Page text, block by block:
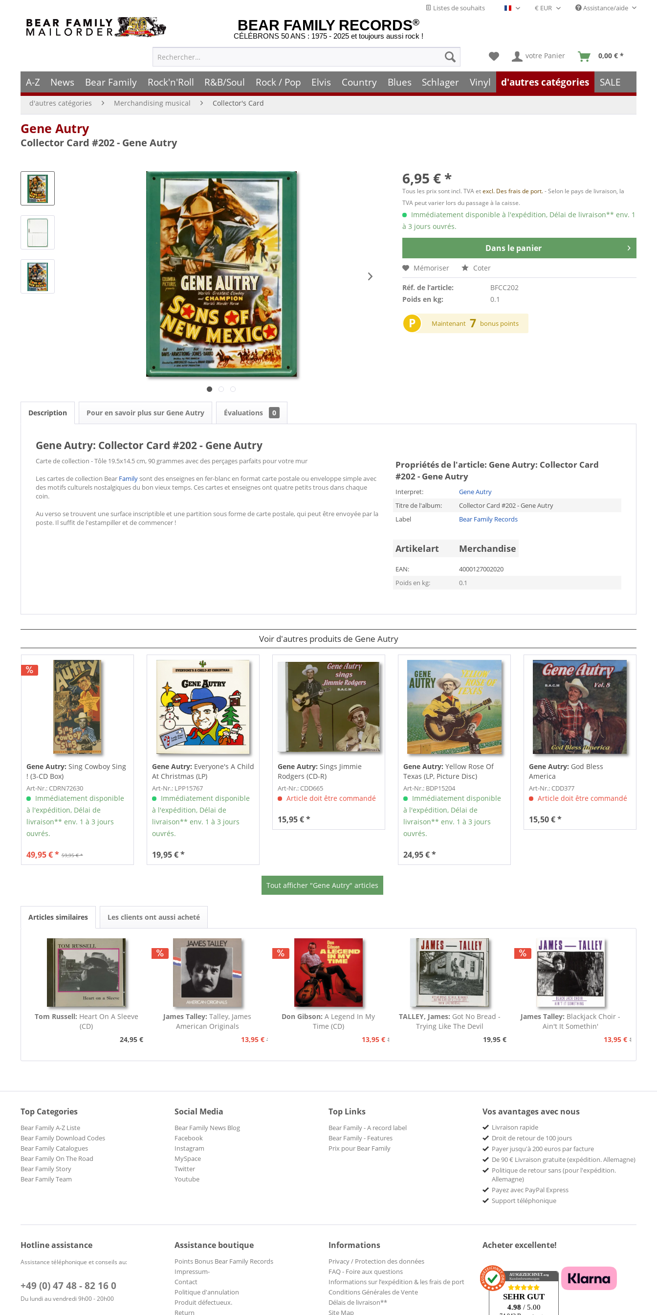
Listes de souhaits Français- FR Assistance/aide
BEAR FAMILY RECORDS®
CÉLÉBRONS 50 ANS : 1975 - 2025 et toujours aussi rock !
votre Panier 0,00 € *
A-Z News Bear Family Rock'n'Roll R&B/Soul Rock / Pop Elvis Country Blues Schlager Vinyl d'autres catégories SALE
d'autres catégories Merchandising musical Collector's Card
Gene Autry
Collector Card #202 - Gene Autry
6,95 € *
Tous les prix sont incl. TVA etexcl. Des frais de port.- Selon le pays de livraison, la
TVA peut varier lors du passage à la caisse.
Immédiatement disponible à l'expédition, Délai de livraison** env. 1
à 3 jours ouvrés.
Dans le panier
Mémoriser Coter
Réf. de l’article:
BFCC202
Poids en kg:
0.1
P Maintenant 7 bonus points
Description Pour en savoir plus sur Gene Autry Évaluations 0
Gene Autry: Collector Card #202 - Gene Autry
Carte de collection - Tôle 19.5x14.5 cm, 90 grammes avec des perçages parfaits pour votre mur
Les cartes de collection Bear Familysont des enseignes en fer-blanc en format carte postale ou enveloppe simple avec
des motifs culturels nostalgiques du bon vieux temps. Ces cartes et enseignes ont quatre petits trous dans chaque
coin.
Au verso se trouvent une surface inscriptible et une partition sous forme de carte postale, qui peut être envoyée par la
poste. Il suffit de l'estampiller et de commencer !
Propriétés de l'article: Gene Autry: Collector Card
#202 - Gene Autry
Interpret:
Gene Autry
Titre de l'album:
Collector Card #202 - Gene Autry
Label
Bear Family Records
Artikelart Merchandise
EAN:
4000127002020
Poids en kg:
0.1
Voir d'autres produits de Gene Autry
Gene Autry: Sing Cowboy Sing
! (3-CD Box)
Art-Nr.: CDRN72630
Immédiatement disponible
à l'expédition, Délai de
livraison** env. 1 à 3 jours
ouvrés.
59,95 € *
49,95 € *
Gene Autry: Everyone's A Child
At Christmas (LP)
Art-Nr.: LPP15767
Immédiatement disponible
à l'expédition, Délai de
livraison** env. 1 à 3 jours
ouvrés.
19,95 € *
Gene Autry: Sings Jimmie
Rodgers (CD-R)
Art-Nr.: CDD665
Article doit être commandé
15,95 € *
Gene Autry: Yellow Rose Of
Texas (LP, Picture Disc)
Art-Nr.: BDP15204
Immédiatement disponible
à l'expédition, Délai de
livraison** env. 1 à 3 jours
ouvrés.
24,95 € *
Gene Autry: God Bless
America
Art-Nr.: CDD377
Article doit être commandé
15,50 € *
Tout afficher "Gene Autry" articles
Articles similaires Les clients ont aussi acheté
Tom Russell: Heart On A Sleeve
(CD)
24,95 €
James Talley:Talley, James
American Originals
13,95 € 15,95 €
Don Gibson:A Legend In My
Time (CD)
13,95 € 15,95 €
TALLEY, James: Got No Bread -
Trying Like The Devil
19,95 €
James Talley: Blackjack Choir -
Ain't It Somethin'
13,95 € 15,95 €
Top Categories
Bear Family A-Z Liste
Bear Family Download Codes
Bear Family Catalogues
Bear Family On The Road
Bear Family Story
Bear Family Team
Social Media
Bear Family News Blog
Facebook
Instagram
MySpace
Twitter
Youtube
Top Links
Bear Family - A record label
Bear Family - Features
Prix pour Bear Family
Vos avantages avec nous
Livraison rapide
Droit de retour de 100 jours
Payer jusqu'à 200 euros par facture
De 90 € Livraison gratuite (expédition. Allemagne)
Politique de retour sans (pour l'expédition.
Allemagne)
Payez avec PayPal Express
Support téléphonique
Hotline assistance
Assistance téléphonique et conseils au:
+49 (0) 47 48 - 82 16 0
Du lundi au vendredi 9h00 - 20h00
Assistance boutique
Points Bonus Bear Family Records
Impressum-
Contact
Politique d'annulation
Produit défectueux.
Return
Informations
Privacy / Protection des données
FAQ - Foire aux questions
Informations sur l’expédition & les frais de port
Conditions Générales de Vente
Délais de livraison**
Site Map
Acheter excellente!
AUSGEZEICHNET .org
Kundenbewertungen
SEHR GUT
4.98 / 5.00